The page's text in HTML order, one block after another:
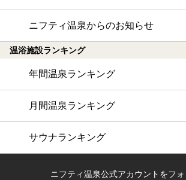
ニフティ温泉からのお知らせ
温浴施設ランキング
年間温泉ランキング
月間温泉ランキング
サウナランキング
ニフティ温泉公式アカウントをフ